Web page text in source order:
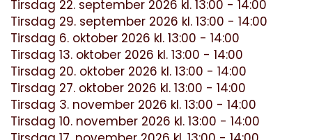
Tirsdag 22. september 2026 kl. 13:00 - 14:00
Tirsdag 29. september 2026 kl. 13:00 - 14:00
Tirsdag 6. oktober 2026 kl. 13:00 - 14:00
Tirsdag 13. oktober 2026 kl. 13:00 - 14:00
Tirsdag 20. oktober 2026 kl. 13:00 - 14:00
Tirsdag 27. oktober 2026 kl. 13:00 - 14:00
Tirsdag 3. november 2026 kl. 13:00 - 14:00
Tirsdag 10. november 2026 kl. 13:00 - 14:00